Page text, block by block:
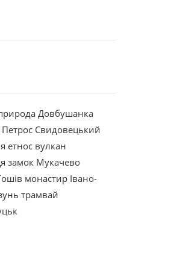
Довбушанка
Свидовецький
етнос вулкан
замок Мукачево
монастир Івано-
трамвай